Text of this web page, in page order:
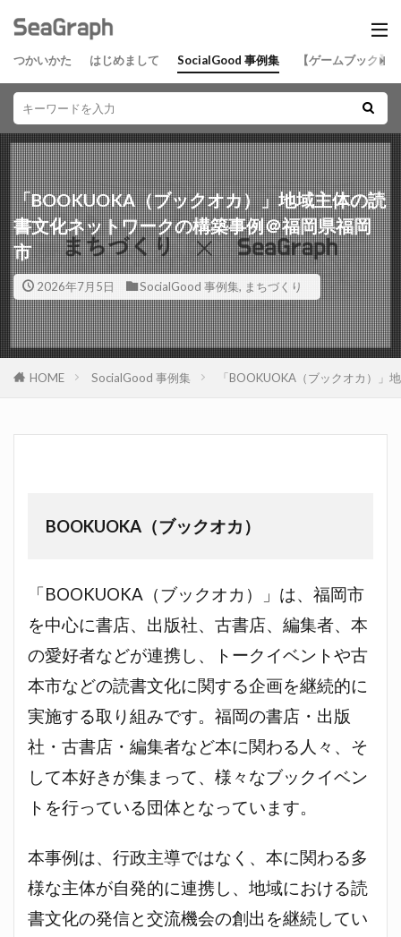
つかいかた はじめまして SocialGood 事例集 【ゲームブック】
「BOOKUOKA（ブックオカ）」地域主体の読
書文化ネットワークの構築事例＠福岡県福岡
市
2026年7月5日 SocialGood 事例集, まちづくり
HOME SocialGood 事例集 「BOOKUOKA（ブックオカ）」
BOOKUOKA（ブックオカ）
「BOOKUOKA（ブックオカ）」は、福岡市
を中心に書店、出版社、古書店、編集者、本
の愛好者などが連携し、トークイベントや古
本市などの読書文化に関する企画を継続的に
実施する取り組みです。福岡の書店・出版
社・古書店・編集者など本に関わる人々、そ
して本好きが集まって、様々なブックイベン
トを行っている団体となっています。
本事例は、行政主導ではなく、本に関わる多
様な主体が自発的に連携し、地域における読
書文化の発信と交流機会の創出を継続してい